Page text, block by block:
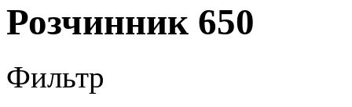
Розчинник 650
Фильтр